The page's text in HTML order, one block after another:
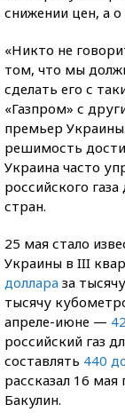
снижении цен, а
«Никто не
том, что мы
сделать его с
«Газпром» с
премьер
решимость
Украина часто
российского
стран.
25 мая стало
Украины в III
доллара за
тысячу
апреле-июне —
российский газ
составлять 440
рассказал 16 мая
Бакулин.